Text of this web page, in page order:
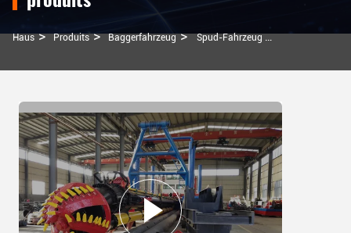
Haus > Produits > Baggerfahrzeug > Spud-Fahrzeug Mit Verankerungspumpen 10 Zoll Sandbagger-Schiff Zum Baggen